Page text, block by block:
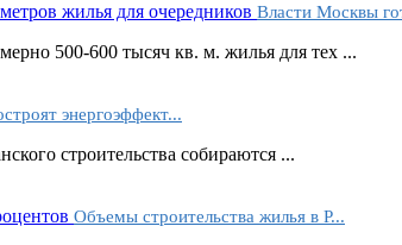
Власти Москвы
500-600 тысяч кв. м. жилья для тех ...
энергоэффект...
строительства собираются ...
Объемы строительства жилья в Р...